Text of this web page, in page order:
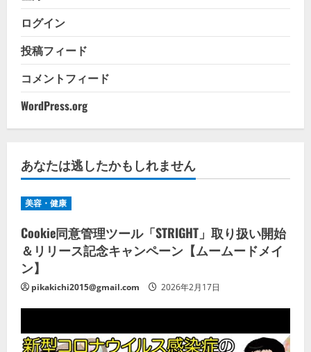
ログイン
投稿フィード
コメントフィード
WordPress.org
あなたは逃したかもしれません
美容・健康
Cookie同意管理ツール「STRIGHT」取り扱い開始
＆リリース記念キャンペーン【ムームードメイ
ン】
pikakichi2015@gmail.com 2026年2月17日